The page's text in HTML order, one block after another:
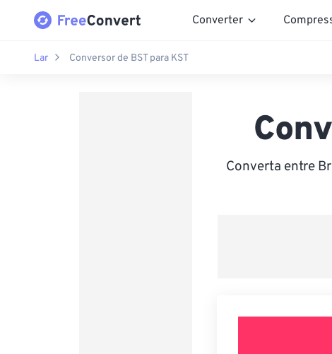
Converter
Lar Conversor de BST para KST
Converta entre